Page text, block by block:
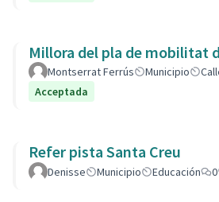
Millora del pla de mobilitat
Montserrat Ferrús Municipio
Acceptada
Refer pista Santa Creu
Denisse Municipio Educación 0